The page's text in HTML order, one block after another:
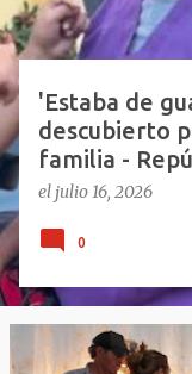
d
a
s
'Estaba de
descubierto
familia -
el julio 16, 2026
0